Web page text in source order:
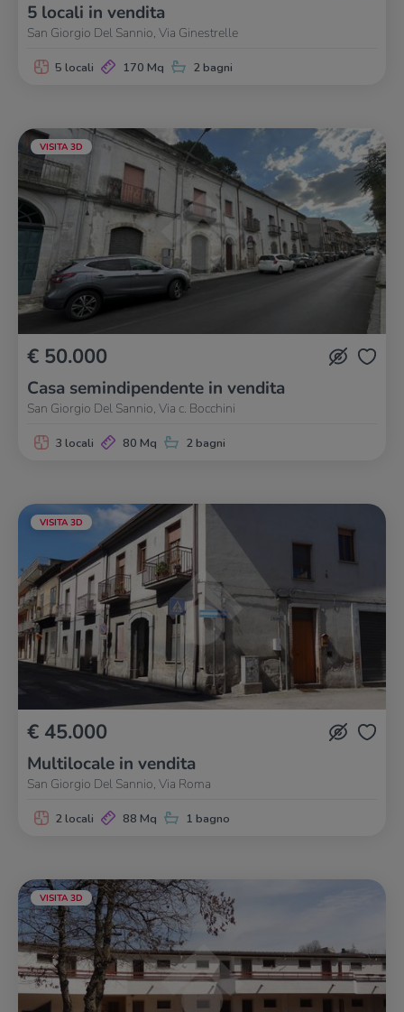
5 locali in vendita
San Giorgio Del Sannio, Via Ginestrelle
5 locali 170 Mq 2 bagni
VISITA 3D
€ 50.000
Casa semindipendente in vendita
San Giorgio Del Sannio, Via c. Bocchini
3 locali 80 Mq 2 bagni
VISITA 3D
€ 45.000
Multilocale in vendita
San Giorgio Del Sannio, Via Roma
2 locali 88 Mq 1 bagno
VISITA 3D